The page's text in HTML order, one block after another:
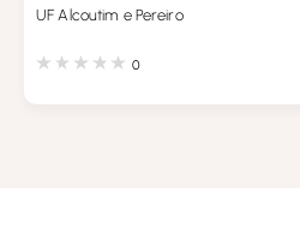
UF Alcoutim e Pereiro
0